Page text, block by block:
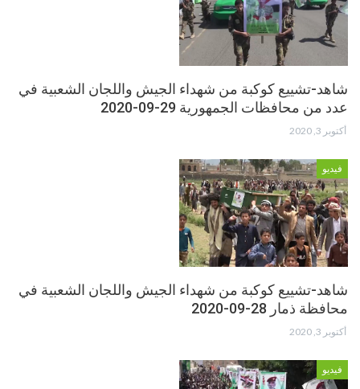
شاهد-تشييع كوكبة من شهداء الجيش واللجان الشعبية في
عدد من محافظات الجمهورية 29-09-2020
أكتوبر 3, 2020
فيديو
شاهد-تشييع كوكبة من شهداء الجيش واللجان الشعبية في
محافظة ذمار 28-09-2020
أكتوبر 3, 2020
فيديو